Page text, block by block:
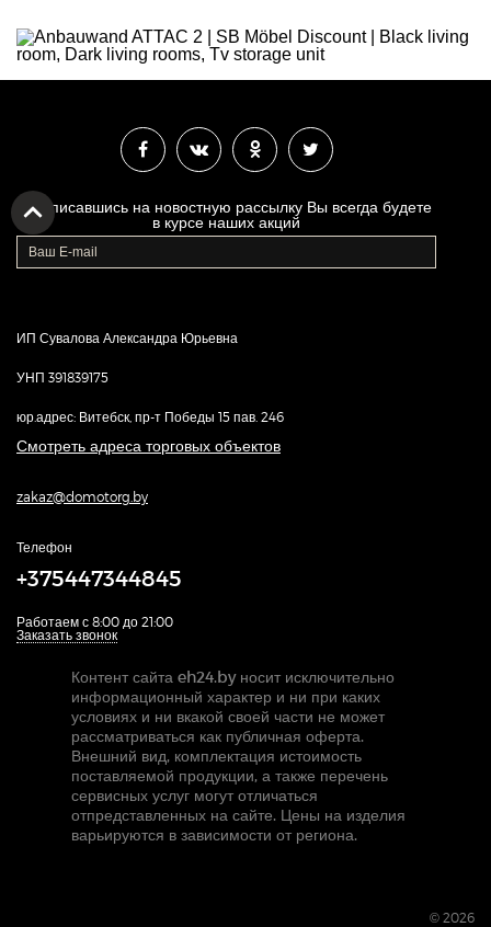
Подписавшись на новостную рассылку Вы всегда будете
в курсе наших акций
ИП Сувалова Александра Юрьевна
УНП 391839175
юр.адрес: Витебск, пр-т Победы 15 пав. 246
Смотреть адреса торговых объектов
zakaz@domotorg.by
Телефон
+375447344845
Работаем с 8:00 до 21:00
Заказать звонок
Контент сайта eh24.by носит исключительно
информационный характер и ни при каких
условиях и ни вкакой своей части не может
рассматриваться как публичная оферта.
Внешний вид, комплектация истоимость
поставляемой продукции, а также перечень
сервисных услуг могут отличаться
отпредставленных на сайте. Цены на изделия
варьируются в зависимости от региона.
© 2026